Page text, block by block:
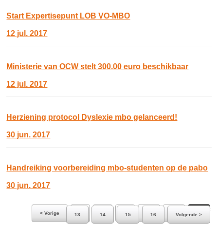
Start Expertisepunt LOB VO-MBO
12 jul. 2017
Ministerie van OCW stelt 300.00 euro beschikbaar
12 jul. 2017
Herziening protocol Dyslexie mbo gelanceerd!
30 jun. 2017
Handreiking voorbereiding mbo-studenten op de pabo
30 jun. 2017
Ga naar pagina:
< Vorige
7 8 9 10 11 12
13 14 15 16 Volgende >